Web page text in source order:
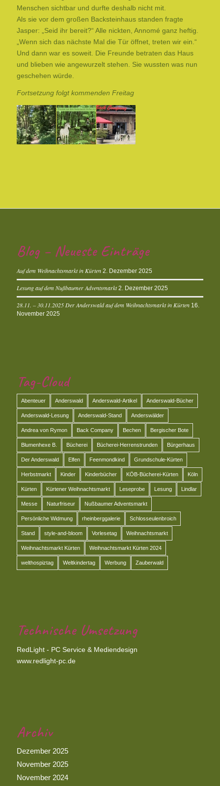
Menschen sichtbar und durfte deshalb nicht mit.
Als sie vor dem großen Backsteinhaus standen fragte
Jasper: „Seid ihr bereit?“ Alle nickten, Annomé ganz heftig.
„Wenn sich das nächste Mal die Tür öffnet, treten wir ein.“
Und dann war es soweit. Die Freunde betraten das Haus
und blieben wie angewurzelt stehen. Sie wussten was nun
geschehen würde.
Fortsetzung folgt kommenden Freitag
Blog – Neueste Einträge
Auf dem Weihnachtsmarkt in Kürten 2. Dezember 2025
Lesung auf dem Nußbaumer Adventsmarkt 2. Dezember 2025
28.11. – 30.11.2025 Der Anderswald auf dem Weihnachtsmarkt in Kürten 16.
November 2025
Tag-Cloud
Abenteuer Anderswald Anderswald-Artikel Anderswald-Bücher
Anderswald-Lesung Anderswald-Stand Anderswälder
Andrea von Rymon Back Company Bechen Bergischer Bote
Blumenhexe B. Bücherei Bücherei-Herrenstrunden Bürgerhaus
Der Anderswald Elfen Feenmondkind Grundschule-Kürten
Herbstmarkt Kinder Kinderbücher KÖB-Bücherei-Kürten Köln
Kürten Kürtener Weihnachtsmarkt Leseprobe Lesung Lindlar
Messe Naturfriseur Nußbaumer Adventsmarkt
Persönliche Widmung rheinberggalerie Schlosseulenbroich
Stand style-and-bloom Vorlesetag Weihnachtsmarkt
Weihnachtsmarkt Kürten Weihnachtsmarkt Kürten 2024
welthospiztag Weltkindertag Werbung Zauberwald
Technische Umsetzung
RedLight - PC Service & Mediendesign
www.redlight-pc.de
Archiv
Dezember 2025
November 2025
November 2024